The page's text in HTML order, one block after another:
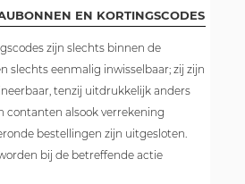
EN KORTINGSCODES
zijn slechts binnen de
slechts eenmalig inwisselbaar; zij zijn
tenzij uitdrukkelijk anders
contanten alsook verrekening
bestellingen zijn uitgesloten.
bij de betreffende actie